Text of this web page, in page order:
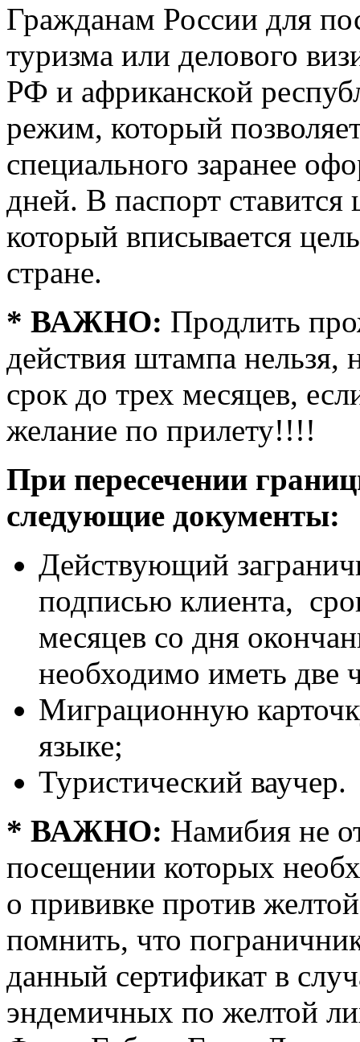
Гражданам России для
туризма или делового
РФ и африканской
режим, который
специального заранее
дней. В паспорт
который вписывается
стране.
* ВАЖНО: Продлить
действия штампа нельзя,
срок до трех месяцев,
желание по прилету!!!!
При пересечении
следующие документы:
Действующий
подписью клиента,
месяцев со дня
необходимо иметь две
Миграционную
языке;
Туристический ваучер.
* ВАЖНО: Намибия не
посещении которых
о прививке против
помнить, что
данный сертификат в
эндемичных по желтой